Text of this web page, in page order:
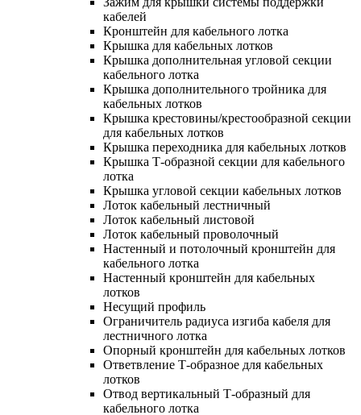
кабелей
Кронштейн для кабельного лотка
Крышка для кабельных лотков
Крышка дополнительная угловой секции
кабельного лотка
Крышка дополнительного тройника для
кабельных лотков
Крышка крестовины/крестообразной секции
для кабельных лотков
Крышка переходника для кабельных лотков
Крышка Т-образной секции для кабельного
лотка
Крышка угловой секции кабельных лотков
Лоток кабельный лестничный
Лоток кабельный листовой
Лоток кабельный проволочный
Настенный и потолочный кронштейн для
кабельного лотка
Настенный кронштейн для кабельных
лотков
Несущий профиль
Ограничитель радиуса изгиба кабеля для
лестничного лотка
Опорный кронштейн для кабельных лотков
Ответвление Т-образное для кабельных
лотков
Отвод вертикальный Т-образный для
кабельного лотка